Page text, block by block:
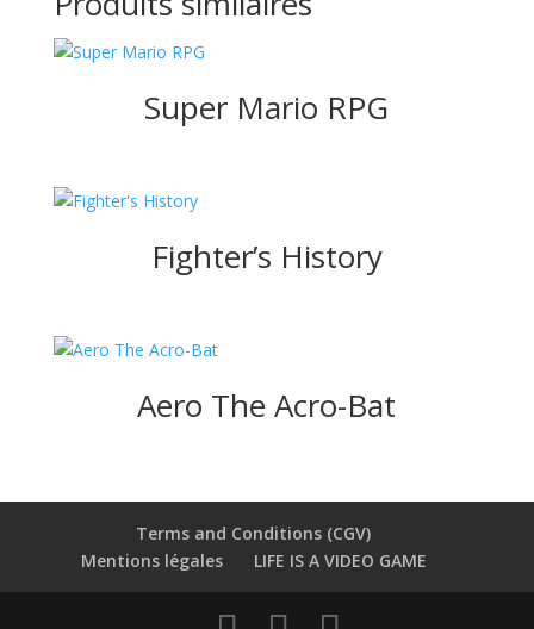
Super Mario RPG
Fighter’s History
Aero The Acro-Bat
Terms and Conditions (CGV)
Mentions légales
LIFE IS A VIDEO GAME